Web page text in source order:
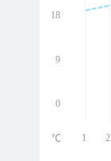
18
9
0
1 2
℃